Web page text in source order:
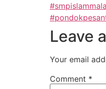
Leave
Your email
Comment *